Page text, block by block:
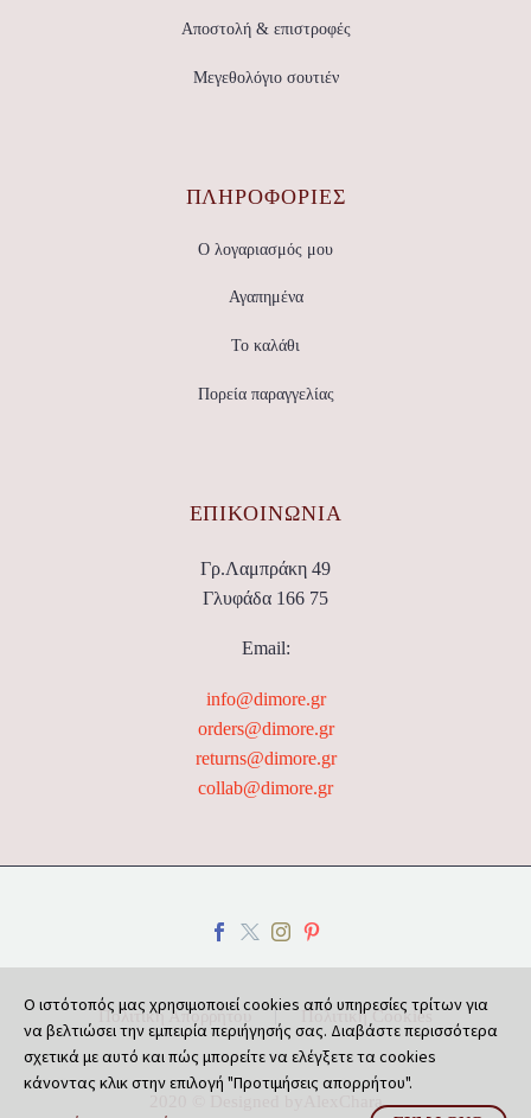
Αποστολή & επιστροφές
Μεγεθολόγιο σουτιέν
ΠΛΗΡΟΦΟΡΙΕΣ
Ο λογαριασμός μου
Αγαπημένα
Το καλάθι
Πορεία παραγγελίας
ΕΠΙΚΟΙΝΩΝΊΑ
Γρ.Λαμπράκη 49
Γλυφάδα 166 75
Email:
info@dimore.gr
orders@dimore.gr
returns@dimore.gr
collab@dimore.gr
Πολιτική Απορρήτου Πολιτική Cookies
AlexChara
Ο ιστότοπός μας χρησιμοποιεί cookies από υπηρεσίες τρίτων για
να βελτιώσει την εμπειρία περιήγησής σας. Διαβάστε περισσότερα
σχετικά με αυτό και πώς μπορείτε να ελέγξετε τα cookies
κάνοντας κλικ στην επιλογή "Προτιμήσεις απορρήτου".